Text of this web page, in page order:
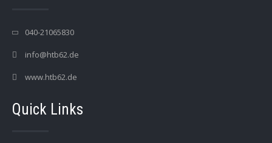
040-21065830
info@htb62.de
www.htb62.de
Quick Links